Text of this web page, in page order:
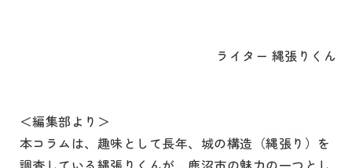
ライター 縄張りくん
＜編集部より＞
本コラムは、趣味として長年、城の構造（縄張り）を